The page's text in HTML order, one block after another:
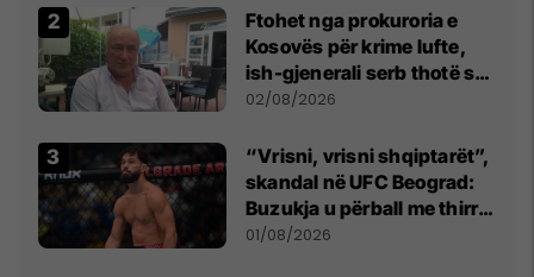
Ftohet nga prokuroria e
Kosovës për krime lufte,
ish-gjenerali serb thotë se
dikush e tradhtoi në
02/08/2026
“Vrisni, vrisni shqiptarët”,
skandal në UFC Beograd:
Buzukja u përball me thirrje
anti-shqiptare nga
01/08/2026